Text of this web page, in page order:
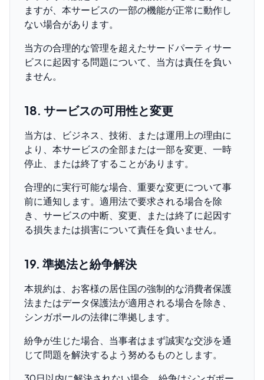
ますが、本サービスの一部の機能が正常に動作し
ない場合があります。
当方の合理的な管理を超えたサードパーティサー
ビスに起因する問題について、当方は責任を負い
ません。
18. サービスの可用性と変更
当方は、ビジネス、技術、または運用上の理由に
より、本サービスの全部または一部を変更、一時
停止、または終了することがあります。
合理的に実行可能な場合、重要な変更について事
前に通知します。適用法で要求される場合を除
き、サービスの中断、変更、または終了に起因す
る損失または損害について責任を負いません。
19. 準拠法と紛争解決
本規約は、お客様の居住国の強制的な消費者保護
法またはデータ保護法が適用される場合を除き、
シンガポールの法律に準拠します。
紛争が生じた場合、当事者はまず誠実な交渉を通
じて問題を解決するよう努めるものとします。